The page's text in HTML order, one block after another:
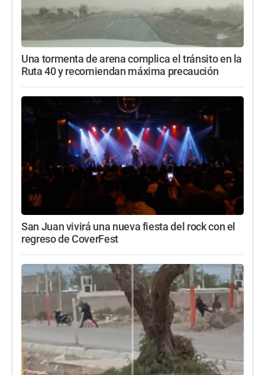
Una tormenta de arena complica el tránsito en la
Ruta 40 y recomiendan máxima precaución
San Juan vivirá una nueva fiesta del rock con el
regreso de CoverFest